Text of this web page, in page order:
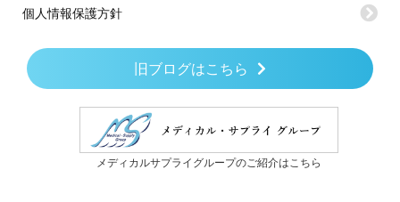
個人情報保護方針
旧ブログはこちら
メディカルサプライグループのご紹介はこちら